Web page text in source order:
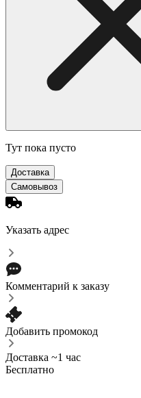
Тут пока пусто
Доставка
Самовывоз
Указать адрес
Комментарий к заказу
Добавить промокод
Доставка ~1 час
Бесплатно